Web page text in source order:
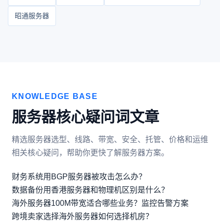
昭通服务器
KNOWLEDGE BASE
服务器核心疑问词文章
精选服务器选型、线路、带宽、安全、托管、价格和运维
相关核心疑问，帮助你更快了解服务器方案。
财务系统用BGP服务器被攻击怎么办？
数据备份用香港服务器和物理机区别是什么？
海外服务器100M带宽适合哪些业务？监控告警方案
跨境卖家选择海外服务器如何选择机房？